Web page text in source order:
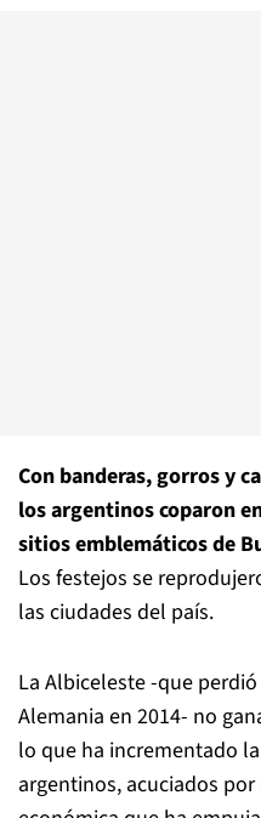
Con banderas, gorros y
los argentinos coparon
sitios emblemáticos de
Los festejos se
las ciudades del país.
La Albiceleste -que
Alemania en 2014- no
lo que ha incrementado
argentinos, acuciados